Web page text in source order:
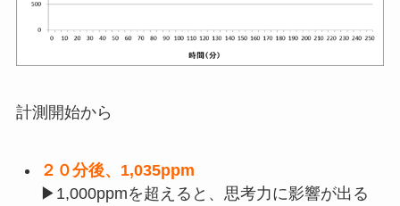
計測開始から
２０分後、1,035ppm
▶1,000ppmを超えると、思考力に影響が出る